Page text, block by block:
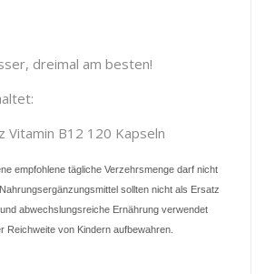
dreimal am besten!
Vitamin B12 120 Kapseln
empfohlene tägliche Verzehrsmenge darf nicht
sollten nicht als Ersatz
abwechslungsreiche Ernährung verwendet
Reichweite von Kindern aufbewahren.